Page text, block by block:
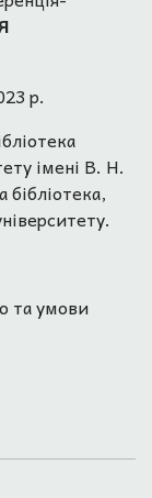
р.
імені В. Н.
бібліотека,
та умови